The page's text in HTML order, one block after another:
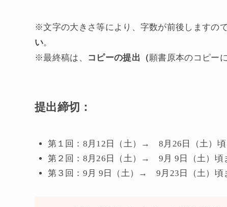
※文字の大きさ等により、字数が前後しますの
い。
※最終稿は、
コピーの提出（願書原本のコピー
提出締切：
第１回：8月12日（土）→ 8月26日（土）頃
第２回：8月26日（土）→ 9月 9日（土）頃
第３回：9月 9日（土）→ 9月23日（土）頃